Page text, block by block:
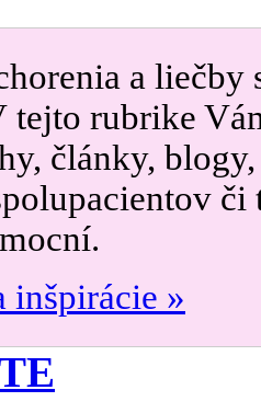
a
tejto rubrike
články,
inšpirácie »